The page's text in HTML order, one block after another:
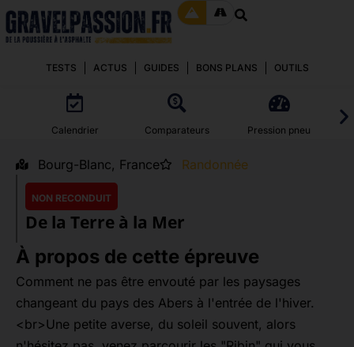
TESTS ACTUS GUIDES BONS PLANS OUTILS
Calendrier Comparateurs Pression pneu
Bourg-Blanc, France Randonnée
NON RECONDUIT
De la Terre à la Mer
À propos de cette épreuve
Comment ne pas être envouté par les paysages
changeant du pays des Abers à l'entrée de l'hiver.
<br>Une petite averse, du soleil souvent, alors